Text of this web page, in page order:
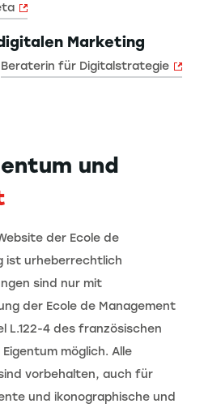
Marketing
Beraterin für Digitalstrategie
und
der Ecole de
ist urheberrechtlich
sind nur mit
der Ecole de Management
L.122-4 des französischen
möglich. Alle
vorbehalten, auch für
und ikonographische und